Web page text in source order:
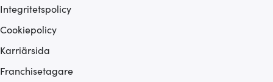
Integritetspolicy
Cookiepolicy
Karriärsida
Franchisetagare